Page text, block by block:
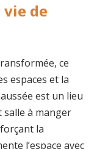
de
ce
espaces et la
est un lieu
à manger
la
l’espace avec